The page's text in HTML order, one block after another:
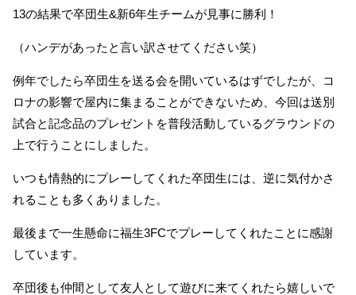
13の結果で卒団生&新6年生チームが見事に勝利！
（ハンデがあったと言い訳させてください笑）
例年でしたら卒団生を送る会を開いているはずでしたが、コ
ロナの影響で屋内に集まることができないため、今回は送別
試合と記念品のプレゼントを普段活動しているグラウンドの
上で行うことにしました。
いつも情熱的にプレーしてくれた卒団生には、逆に気付かさ
れることも多くありました。
最後まで一生懸命に福生3FCでプレーしてくれたことに感謝
しています。
卒団後も仲間として友人として遊びに来てくれたら嬉しいで